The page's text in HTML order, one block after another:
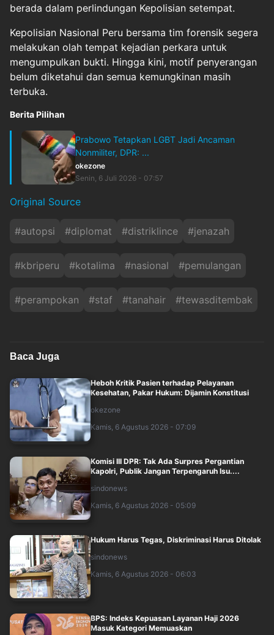
berada dalam perlindungan Kepolisian setempat.
Kepolisian Nasional Peru bersama tim forensik segera
melakukan olah tempat kejadian perkara untuk
mengumpulkan bukti. Hingga kini, motif penyerangan
belum diketahui dan semua kemungkinan masih
terbuka.
Berita Pilihan
Prabowo Tetapkan LGBT Jadi Ancaman
Nonmiliter, DPR: ...
okezone
Senin, 6 Juli 2026 - 07:57
Original Source
#autopsi #diplomat #distriklince #jenazah
#kbriperu #kotalima #nasional #pemulangan
#perampokan #staf #tanahair #tewasditembak
Baca Juga
Heboh Kritik Pasien terhadap Pelayanan
Kesehatan, Pakar Hukum: Dijamin Konstitusi
okezone
Kamis, 6 Agustus 2026 - 07:09
Komisi III DPR: Tak Ada Surpres Pergantian
Kapolri, Publik Jangan Terpengaruh Isu....
sindonews
Kamis, 6 Agustus 2026 - 05:09
Hukum Harus Tegas, Diskriminasi Harus Ditolak
sindonews
Kamis, 6 Agustus 2026 - 06:03
BPS: Indeks Kepuasan Layanan Haji 2026
Masuk Kategori Memuaskan